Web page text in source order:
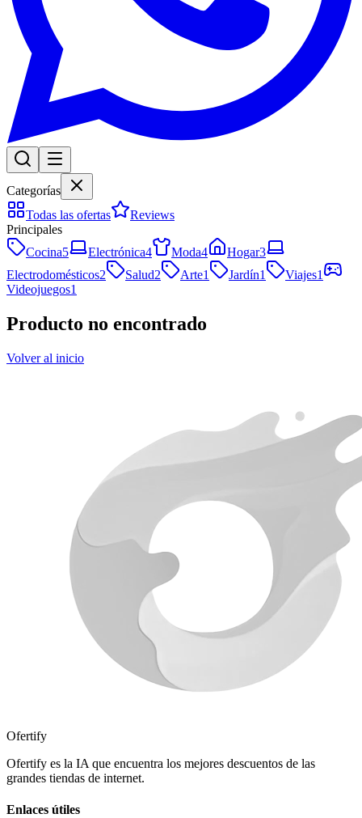
Categorías
Todas las ofertas
Reviews
Principales
Cocina5 Electrónica4 Moda4 Hogar3
Electrodomésticos2 Salud2 Arte1 Jardín1 Viajes1
Videojuegos1
Producto no encontrado
Volver al inicio
Ofertify
Ofertify es la IA que encuentra los mejores descuentos de las
grandes tiendas de internet.
Enlaces útiles